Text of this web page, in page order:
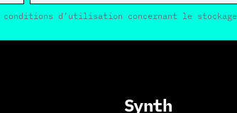
d’utilisation concernant le stockage
Synth